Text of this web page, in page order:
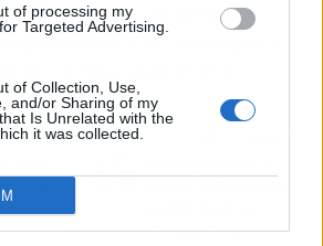
of processing my
Targeted Advertising.
of Collection, Use,
and/or Sharing of my
Is Unrelated with the
it was collected.
Cardi B y Charli XCX en
en ‘Call you mine’ o
título
Fernando Ortiz